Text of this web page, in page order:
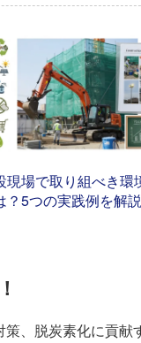
現場で取り組べき環
？5つの実践例を解説
、脱炭素化に貢献